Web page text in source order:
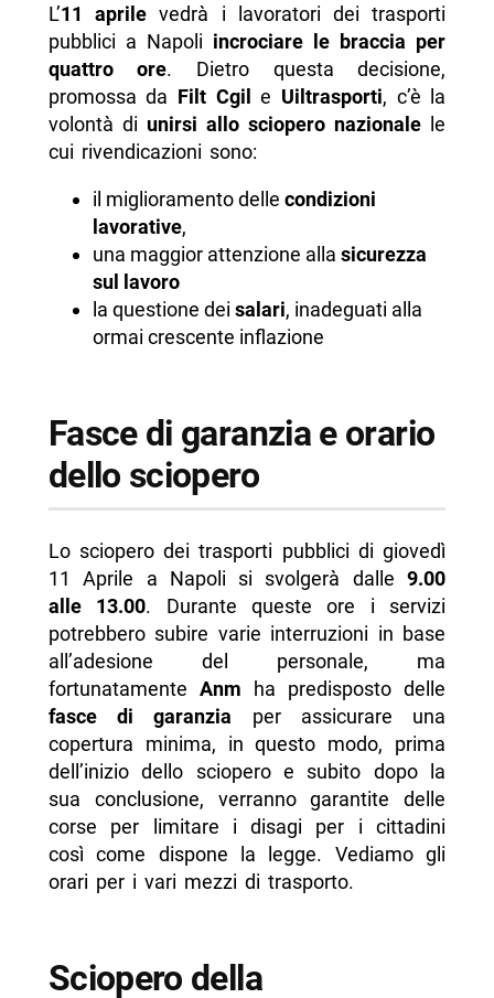
L’11 aprile vedrà i lavoratori dei trasporti
pubblici a Napoli incrociare le braccia per
quattro ore. Dietro questa decisione,
promossa da Filt Cgil e Uiltrasporti, c’è la
volontà di unirsi allo sciopero nazionale le
cui rivendicazioni sono:
il miglioramento delle condizioni
lavorative,
una maggior attenzione alla sicurezza
sul lavoro
la questione dei salari, inadeguati alla
ormai crescente inflazione
Fasce di garanzia e orario
dello sciopero
Lo sciopero dei trasporti pubblici di giovedì
11 Aprile a Napoli si svolgerà dalle9.00
alle 13.00. Durante queste ore i servizi
potrebbero subire varie interruzioni in base
all’adesione del personale, ma
fortunatamente Anm ha predisposto delle
fasce di garanzia per assicurare una
copertura minima, in questo modo, prima
dell’inizio dello sciopero e subito dopo la
sua conclusione, verranno garantite delle
corse per limitare i disagi per i cittadini
così come dispone la legge. Vediamo gli
orari per i vari mezzi di trasporto.
Sciopero della